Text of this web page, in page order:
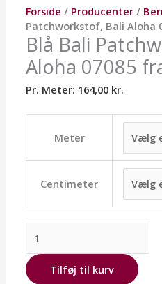
Forside / Producenter /
Patchworkstof, Bali Aloha
Blå Bali
Aloha 07085
Pr. Meter: 164,00 kr.
Meter
Centimeter
fra
Bernatex
antal
Tilføj til kurv
kan
kan
kan